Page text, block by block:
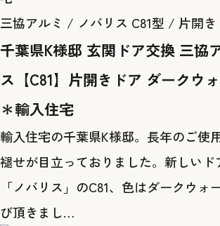
三協アルミ / ノバリス C81型 / 片開き
千葉県K様邸 玄関ドア交換 三協
ス【C81】片開きドア ダークウ
＊輸入住宅
輸入住宅の千葉県K様邸。長年のご使
褪せが目立っておりました。新しいド
「ノバリス」のC81、色はダークウォ
び頂きまし…